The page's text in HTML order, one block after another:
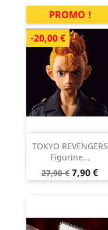
TOKYO REVENGERS
Figurine...
Prix
de
27,90 € Prix
7,90 €
PROMO !
-20,00 €